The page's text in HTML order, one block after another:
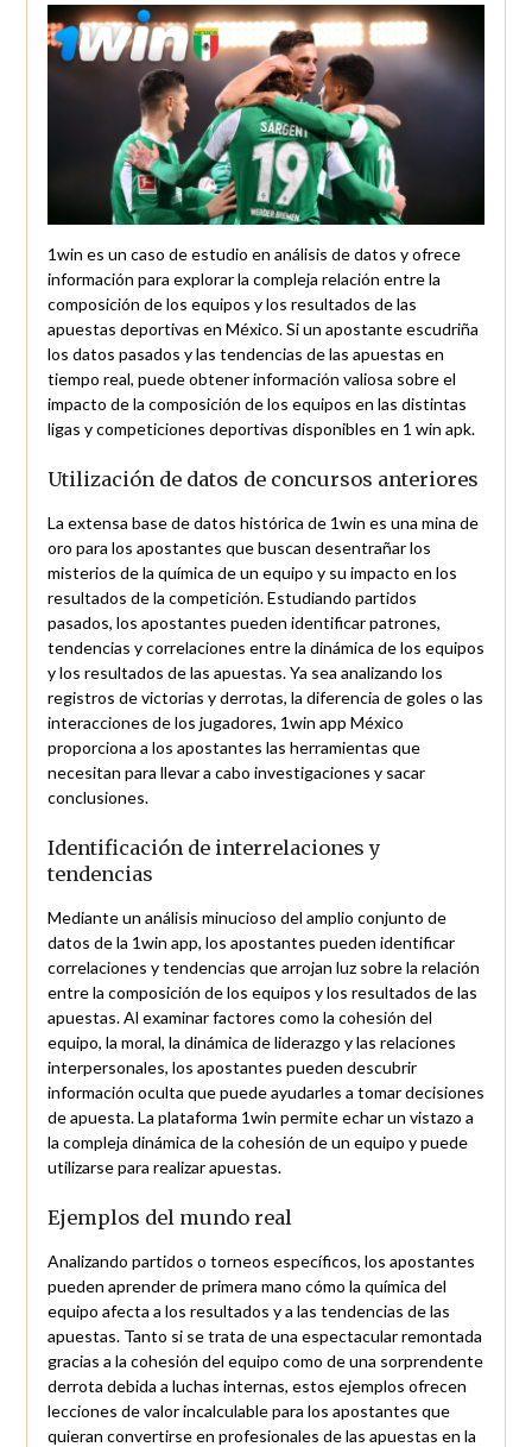
1win es un caso de estudio en análisis de datos y ofrece
información para explorar la compleja relación entre la
composición de los equipos y los resultados de las
apuestas deportivas en México. Si un apostante escudriña
los datos pasados y las tendencias de las apuestas en
tiempo real, puede obtener información valiosa sobre el
impacto de la composición de los equipos en las distintas
ligas y competiciones deportivas disponibles en 1 win apk.
Utilización de datos de concursos anteriores
La extensa base de datos histórica de 1win es una mina de
oro para los apostantes que buscan desentrañar los
misterios de la química de un equipo y su impacto en los
resultados de la competición. Estudiando partidos
pasados, los apostantes pueden identificar patrones,
tendencias y correlaciones entre la dinámica de los equipos
y los resultados de las apuestas. Ya sea analizando los
registros de victorias y derrotas, la diferencia de goles o las
interacciones de los jugadores, 1win app México
proporciona a los apostantes las herramientas que
necesitan para llevar a cabo investigaciones y sacar
conclusiones.
Identificación de interrelaciones y
tendencias
Mediante un análisis minucioso del amplio conjunto de
datos de la 1win app, los apostantes pueden identificar
correlaciones y tendencias que arrojan luz sobre la relación
entre la composición de los equipos y los resultados de las
apuestas. Al examinar factores como la cohesión del
equipo, la moral, la dinámica de liderazgo y las relaciones
interpersonales, los apostantes pueden descubrir
información oculta que puede ayudarles a tomar decisiones
de apuesta. La plataforma 1win permite echar un vistazo a
la compleja dinámica de la cohesión de un equipo y puede
utilizarse para realizar apuestas.
Ejemplos del mundo real
Analizando partidos o torneos específicos, los apostantes
pueden aprender de primera mano cómo la química del
equipo afecta a los resultados y a las tendencias de las
apuestas. Tanto si se trata de una espectacular remontada
gracias a la cohesión del equipo como de una sorprendente
derrota debida a luchas internas, estos ejemplos ofrecen
lecciones de valor incalculable para los apostantes que
quieran convertirse en profesionales de las apuestas en la